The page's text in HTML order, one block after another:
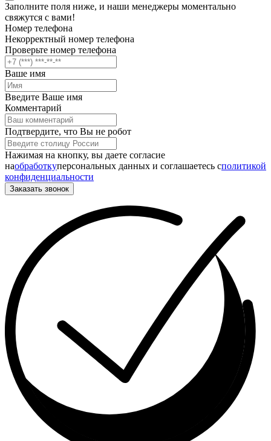
Заполните поля ниже, и наши менеджеры моментально
свяжутся с вами!
Номер телефона
Некорректный номер телефона
Проверьте номер телефона
Ваше имя
Введите Ваше имя
Комментарий
Подтвердите, что Вы не робот
Нажимая на кнопку, вы даете согласие
наобработкуперсональных данных и соглашаетесь cполитикой
конфиденциальности
Заказать звонок